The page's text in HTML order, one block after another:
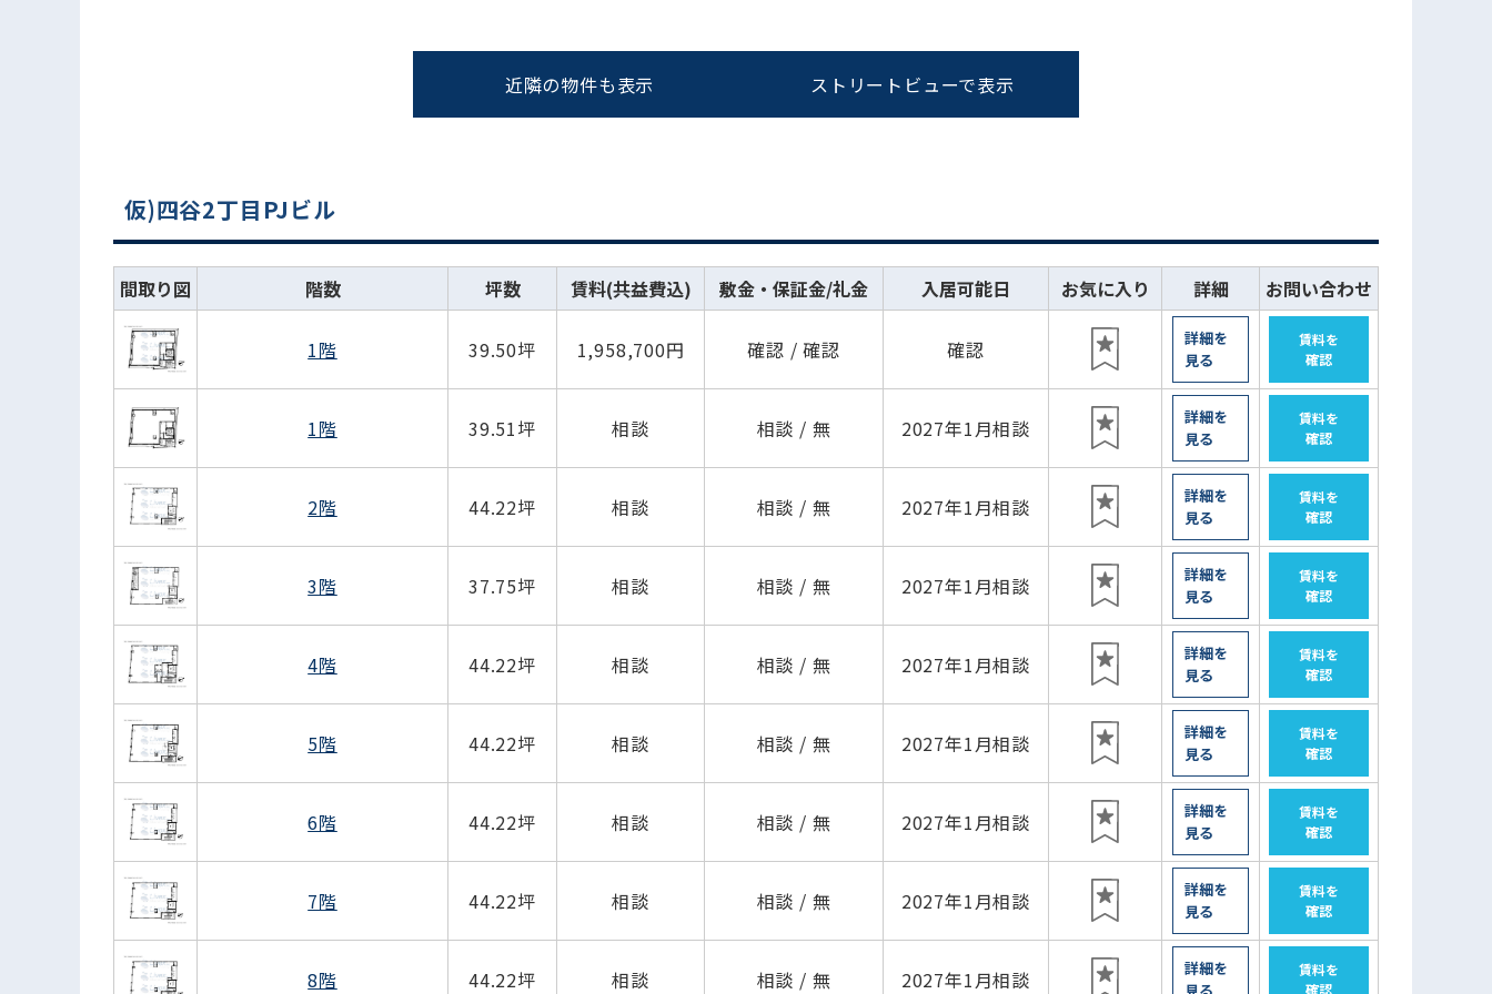
近隣の物件も表示 ストリートビューで表示
仮)四谷2丁目PJビル
間取り図 階数 坪数 賃料(共益費込) 敷金・保証金/礼金 入居可能日 お気に入り 詳細 お問い合わせ
1階 39.50坪 1,958,700円 確認 / 確認 確認
詳細を
見る
賃料を
確認
1階 39.51坪 相談 相談 / 無 2027年1月相談
詳細を
見る
賃料を
確認
2階 44.22坪 相談 相談 / 無 2027年1月相談
詳細を
見る
賃料を
確認
3階 37.75坪 相談 相談 / 無 2027年1月相談
詳細を
見る
賃料を
確認
4階 44.22坪 相談 相談 / 無 2027年1月相談
詳細を
見る
賃料を
確認
5階 44.22坪 相談 相談 / 無 2027年1月相談
詳細を
見る
賃料を
確認
6階 44.22坪 相談 相談 / 無 2027年1月相談
詳細を
見る
賃料を
確認
7階 44.22坪 相談 相談 / 無 2027年1月相談
詳細を
見る
賃料を
確認
8階 44.22坪 相談 相談 / 無 2027年1月相談
詳細を
賃料を
確認